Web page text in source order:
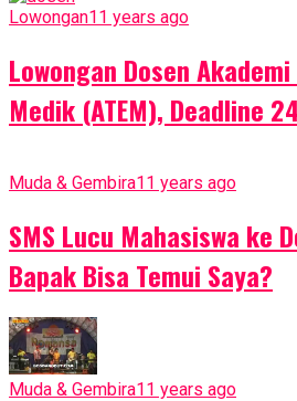
Lowongan11 years ago
Lowongan Dosen
Medik (ATEM), Deadline
Muda & Gembira11 years ago
SMS Lucu Mahasiswa ke
Bapak Bisa Temui Saya?
Muda & Gembira11 years ago